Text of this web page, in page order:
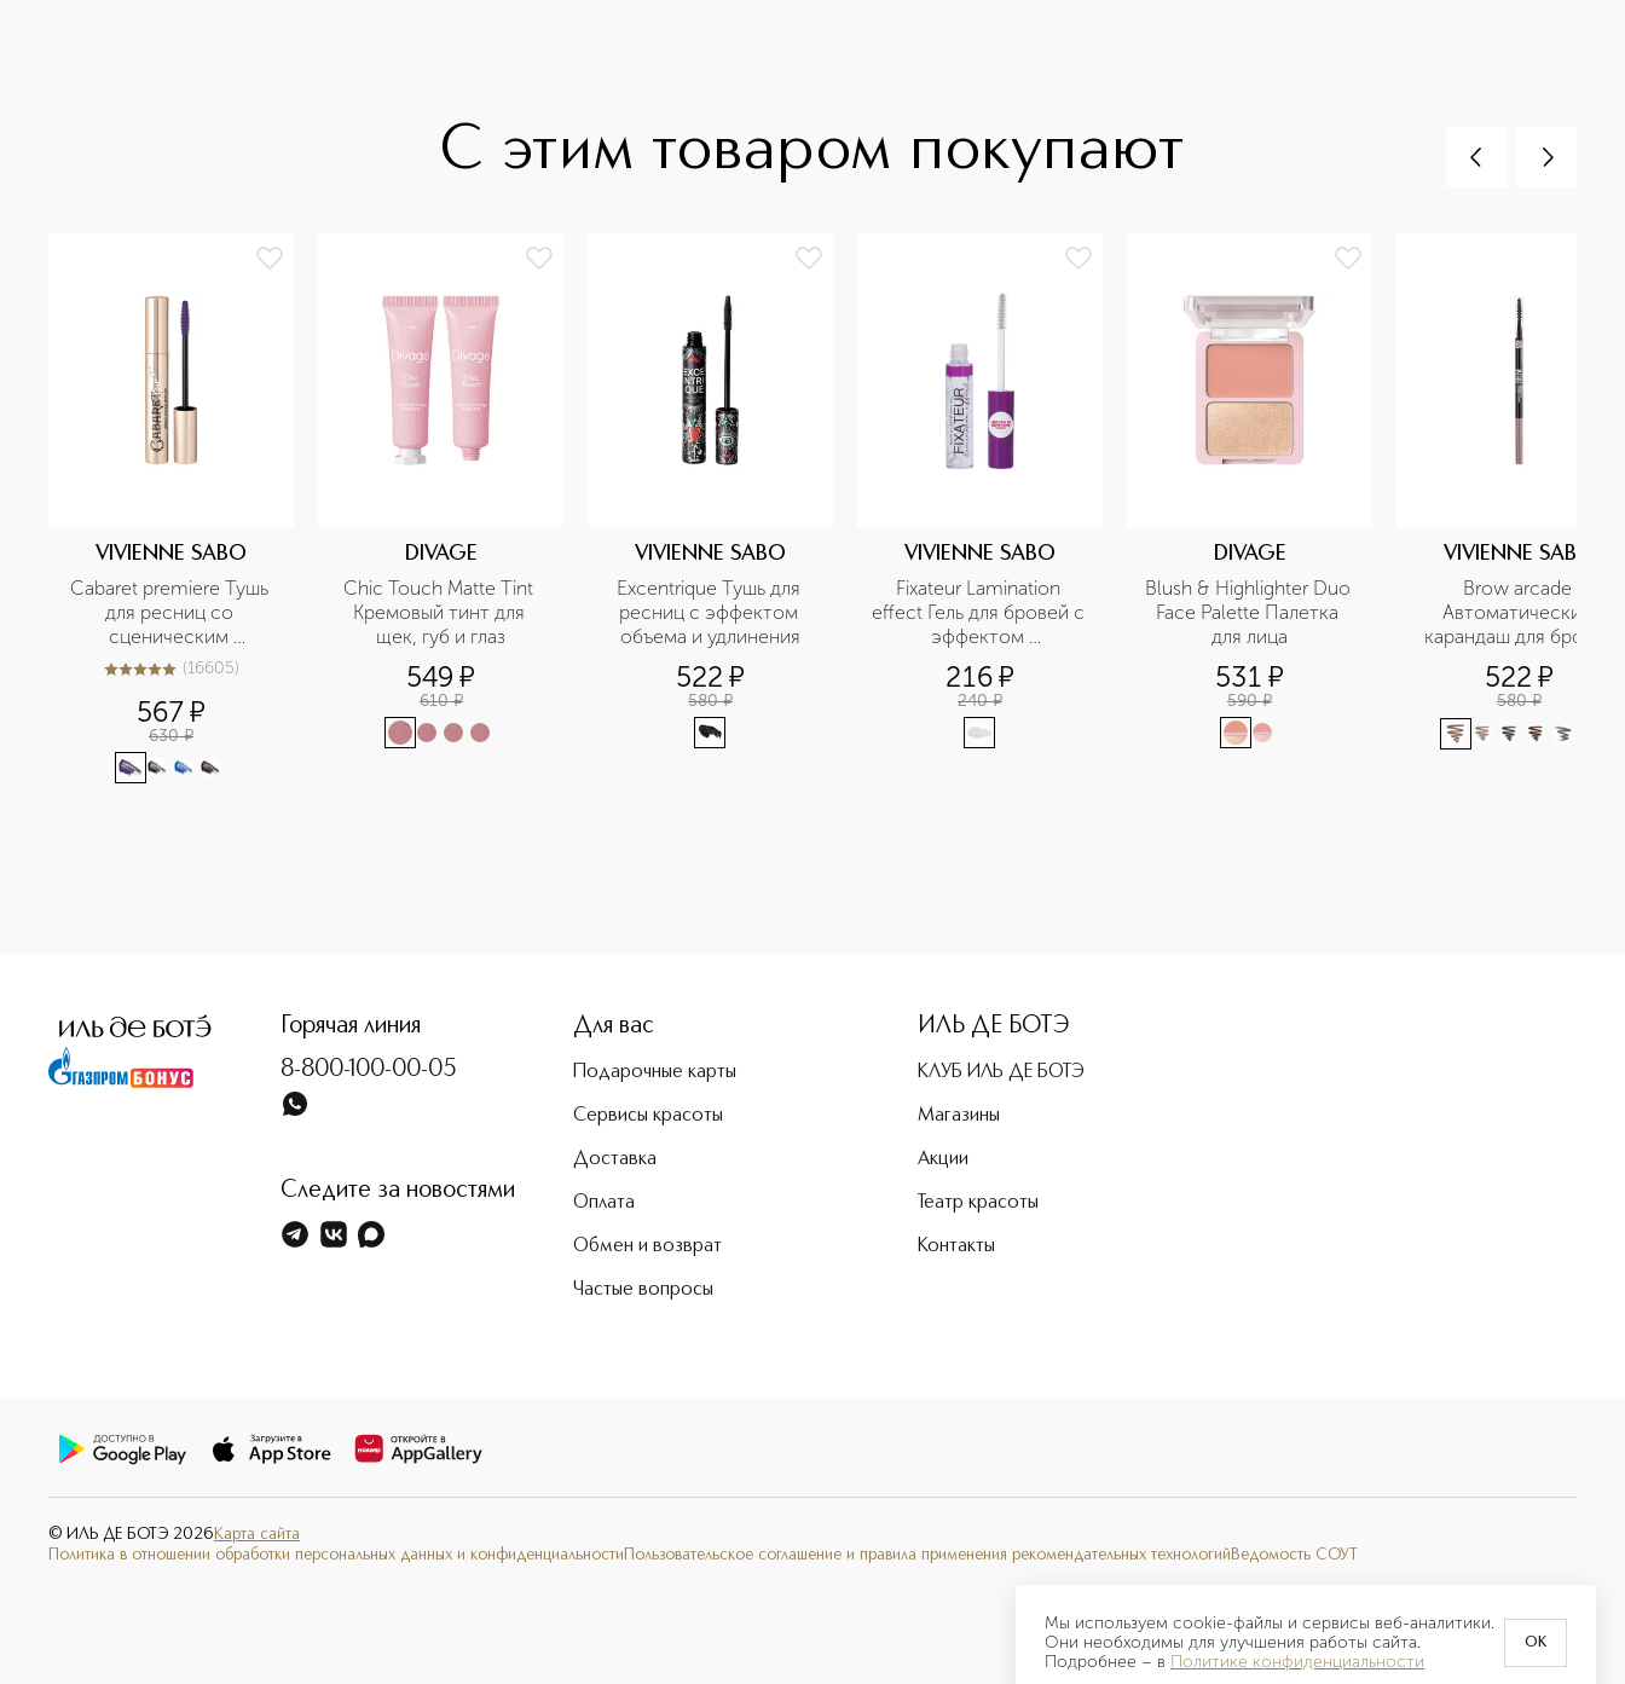
Мы используем cookie-файлы и сервисы веб-аналитики.
Они необходимы для улучшения работы сайта.
Подробнее – в Политике конфиденциальности
OK
С этим товаром покупают
VIVIENNE SABO
Cabaret premiere Тушь
для ресниц со
сценическим
эффектом
5из 516605 (16605)
567¤
630 ¤
DIVAGE
Chic Touch Matte Tint
Кремовый тинт для
щек, губ и глаз
549 ¤
610 ¤
VIVIENNE SABO
Excentrique Тушь для
ресниц с эффектом
объема и удлинения
522 ¤
580 ¤
VIVIENNE SABO
Fixateur Lamination
effect Гель для бровей с
эффектом
ламинирования
216¤
240 ¤
DIVAGE
Blush & Highlighter Duo
Face Palette Палетка
для лица
531 ¤
590 ¤
VIVIENNE SABO
Brow arcade
Автоматический
карандаш для бровей
522 ¤
580 ¤
Горячая линия
8-800-100-00-05
Следите за новостями
Для вас
Подарочные карты
Сервисы красоты
Доставка
Оплата
Обмен и возврат
Частые вопросы
ИЛЬ ДЕ БОТЭ
КЛУБ ИЛЬ ДЕ БОТЭ
Магазины
Акции
Театр красоты
Контакты
© ИЛЬ ДЕ БОТЭ 2026 Карта сайта
Политика в отношении обработки персональных данных и конфиденциальности Пользовательское соглашение и правила применения рекомендательных технологий Ведомость СОУТ